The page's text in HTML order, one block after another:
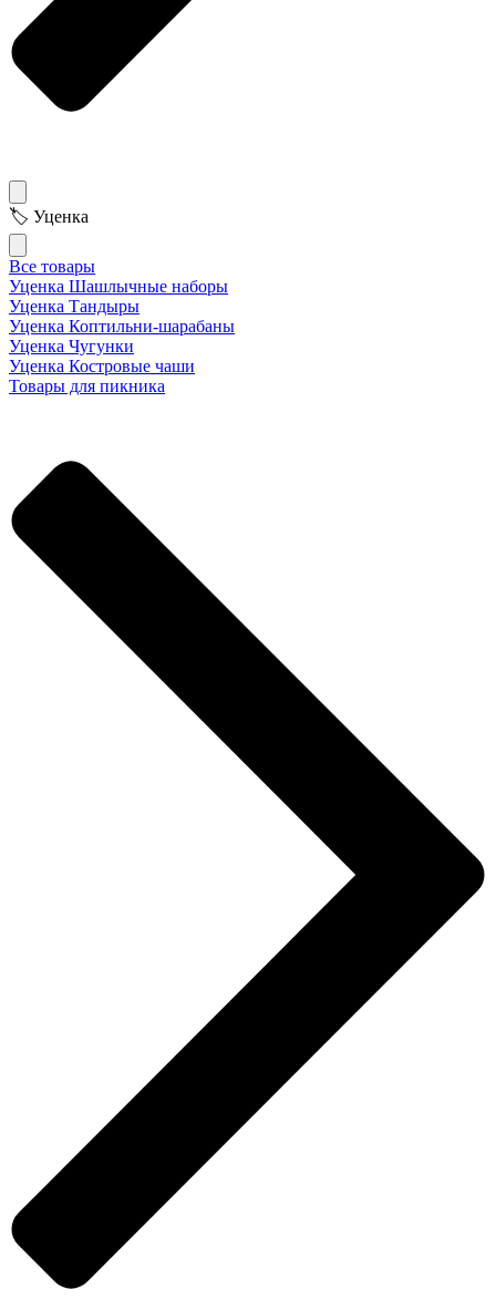
🏷 Уценка
Все товары
Уценка Шашлычные наборы
Уценка Тандыры
Уценка Коптильни-шарабаны
Уценка Чугунки
Уценка Костровые чаши
Товары для пикника